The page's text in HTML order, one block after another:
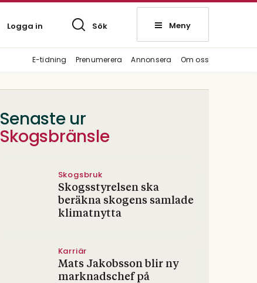
Logga in Sök Meny
E-tidning Prenumerera Annonsera Om oss
Senaste ur
Skogsbränsle
Skogsbruk
Skogsstyrelsen ska
beräkna skogens samlade
klimatnytta
Karriär
Mats Jakobsson blir ny
marknadschef på